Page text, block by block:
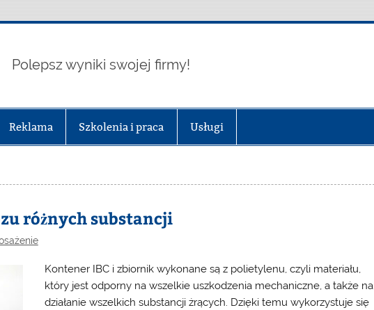
Polepsz wyniki swojej firmy!
Reklama Szkolenia i praca Usługi
różnych substancji
Kontener IBC i zbiornik wykonane są z polietylenu, czyli materiału,
który jest odporny na wszelkie uszkodzenia mechaniczne, a także na
działanie wszelkich substancji żrących. Dzięki temu wykorzystuje się